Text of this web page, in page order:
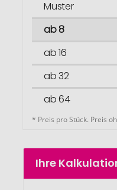
Muster
ab 8
ab 16
ab 32
ab 64
* Preis pro Stück. Preis
Ihre